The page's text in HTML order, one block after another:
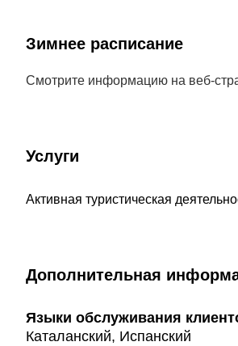
Зимнее расписание
Смотрите информацию на веб-
Услуги
Активная туристическая
Дополнительная
Языки обслуживания
Каталанский, Испанский